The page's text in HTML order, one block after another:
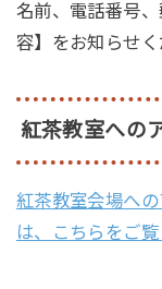
名前、電話番号
容】をお知らせく
紅茶教室への
紅茶教室会場への
は、こちらをご